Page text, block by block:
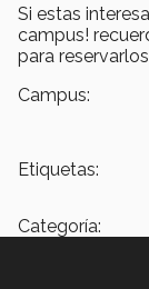
Si estas
campus!
para
Campus:
Etiquetas:
Categoría: